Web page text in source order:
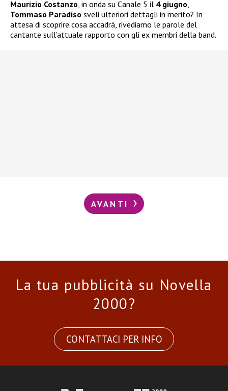
Maurizio Costanzo , in onda su Canale 5 il 4 giugno
Tommaso Paradiso sveli ulteriori dettagli in merito? In
attesa di scoprire cosa accadrà, rivediamo le parole del
cantante sull’attuale rapporto con gli ex membri della band.
AVANTI
La tua pubblicità su Novella
2000?
CONTATTACI PER INFO